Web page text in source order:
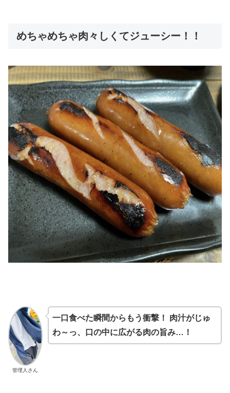
めちゃめちゃ肉々しくてジューシー！！
管理人さん
一口食べた瞬間からもう衝撃！ 肉汁がじゅ
わ～っ、口の中に広がる肉の旨み…！